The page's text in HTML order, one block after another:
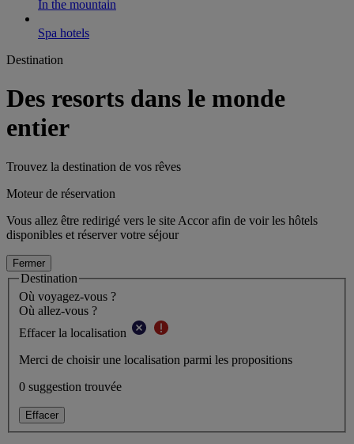
In the mountain
Spa hotels
Destination
Des resorts dans le monde
entier
Trouvez la destination de vos rêves
Moteur de réservation
Vous allez être redirigé vers le site Accor afin de voir les hôtels
disponibles et réserver votre séjour
Fermer
Destination
Où voyagez-vous ?
Où allez-vous ?
Effacer la localisation
Merci de choisir une localisation parmi les propositions
0 suggestion trouvée
Effacer